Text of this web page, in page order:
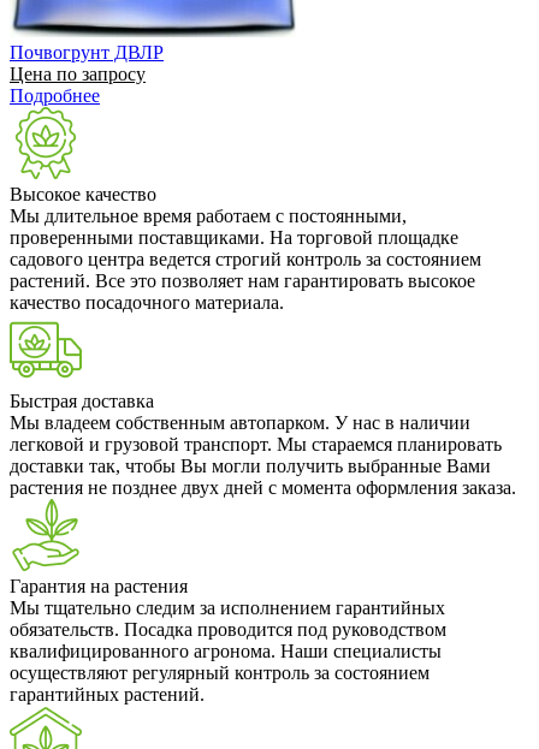
Почвогрунт ДВЛР
Цена по запросу
Подробнее
Высокое качество
Мы длительное время работаем с постоянными,
проверенными поставщиками. На торговой площадке
садового центра ведется строгий контроль за состоянием
растений. Все это позволяет нам гарантировать высокое
качество посадочного материала.
Быстрая доставка
Мы владеем собственным автопарком. У нас в наличии
легковой и грузовой транспорт. Мы стараемся планировать
доставки так, чтобы Вы могли получить выбранные Вами
растения не позднее двух дней с момента оформления заказа.
Гарантия на растения
Мы тщательно следим за исполнением гарантийных
обязательств. Посадка проводится под руководством
квалифицированного агронома. Наши специалисты
осуществляют регулярный контроль за состоянием
гарантийных растений.